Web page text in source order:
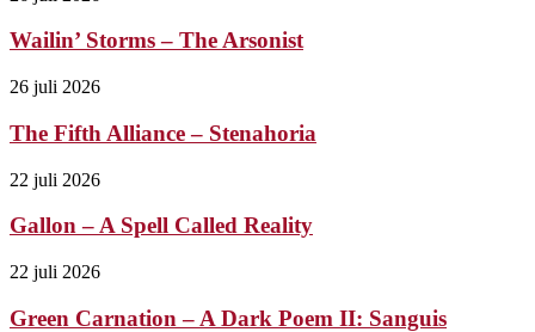
Wailin’ Storms – The Arsonist
26 juli 2026
The Fifth Alliance – Stenahoria
22 juli 2026
Gallon – A Spell Called Reality
22 juli 2026
Green Carnation – A Dark Poem II: Sanguis